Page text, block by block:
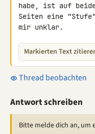
habe, ist auf
Seiten eine
mir unklar.
Markierten Text
Thread beobachten
Antwort schreiben
Bitte melde dich an, um